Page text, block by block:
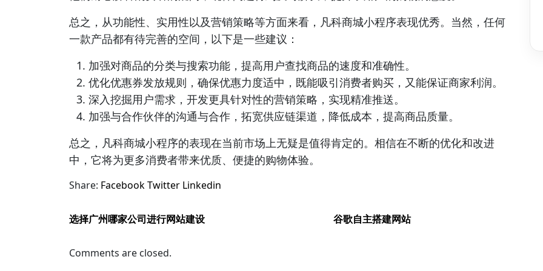
总之，从功能性、实用性以及营销策略等方面来看，凡科商城小程序表现优秀。当然，任何
一款产品都有待完善的空间，以下是一些建议：
加强对商品的分类与搜索功能，提高用户查找商品的速度和准确性。
优化优惠券发放规则，确保优惠力度适中，既能吸引消费者购买，又能保证商家利润。
深入挖掘用户需求，开发更具针对性的营销策略，实现精准推送。
加强与合作伙伴的沟通与合作，拓宽供应链渠道，降低成本，提高商品质量。
总之，凡科商城小程序的表现在当前市场上无疑是值得肯定的。相信在不断的优化和改进
中，它将为更多消费者带来优质、便捷的购物体验。
Share: FacebookTwitter Linkedin
选择广州哪家公司进行网站建设 谷歌自主搭建网站
Comments are closed.